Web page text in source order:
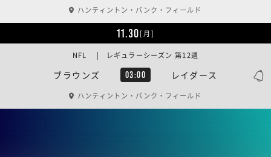
ハンティントン・バンク・フィールド
11.30[月]
ブラウンズ 03:00 レイダース
NFL | レギュラーシーズン 第12週
ハンティントン・バンク・フィールド